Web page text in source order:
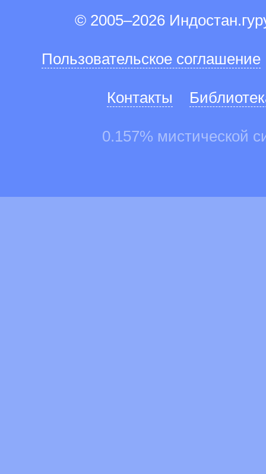
© 2005–2026
Пользовательское соглашение
Контакты
0.157% мистической